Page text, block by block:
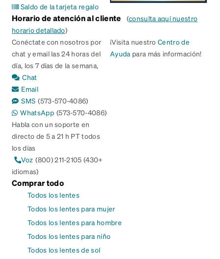
Saldo de la tarjeta regalo
Horario de atención al cliente (consulta aquí nuestro
horario detallado)
Conéctate con nosotros por
chat y email las 24 horas del
día, los 7 días de la semana,
Chat
Email
SMS (573-570-4086)
WhatsApp (573-570-4086)
Habla con un soporte en
directo de 5 a 21 h PT todos
los días
Voz (800) 211-2105 (430+
idiomas)
¡Visita nuestroCentro de
Ayuda para más información!
Comprar todo
Todos los lentes
Todos los lentes para mujer
Todos los lentes para hombre
Todos los lentes para niño
Todos los lentes de sol